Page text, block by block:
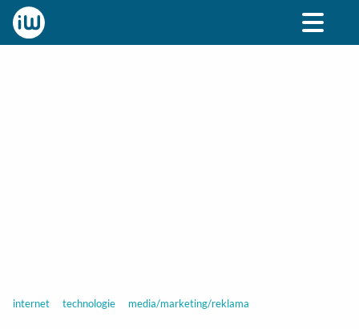
internet technologie media/marketing/reklama